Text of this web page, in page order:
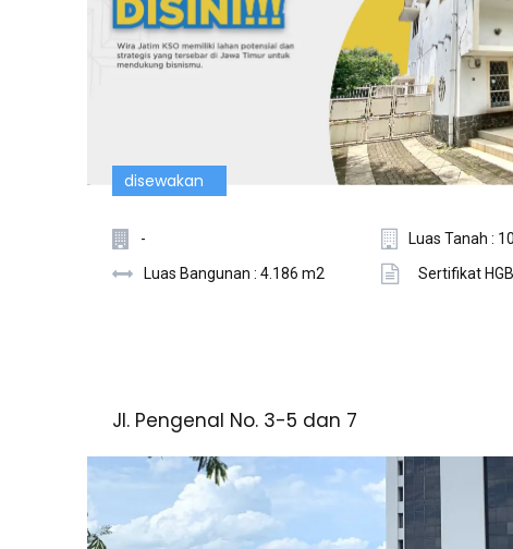
disewakan
-
Luas Tanah :
Luas Bangunan : 4.186 m2
Sertifikat HGB
Jl. Pengenal No. 3-5 dan 7